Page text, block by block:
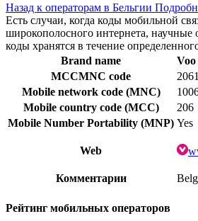
Назад к операторам в Бельгии
Есть случаи, когда коды мобильной
широкополосного интернета,
коды хранятся в течение
Brand name
Voo
MCCMNC code
Mobile network code (MNC)
Mobile country code (MCC)
206
Mobile Number Portability (MNP) Yes
Web
Комментарии
Рейтинг мобильных операторов